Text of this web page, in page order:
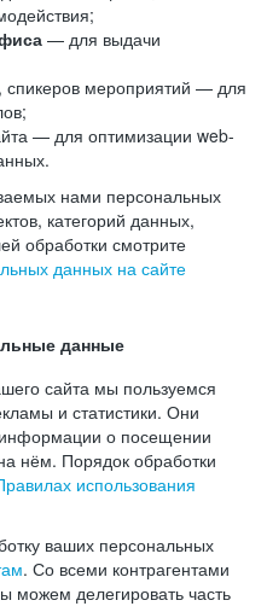
— для выдачи
спикеров мероприятий — для
— для оптимизации web-
нами персональных
категорий данных,
обработки смотрите
данных на сайте
данные
сайта мы пользуемся
и статистики. Они
информации о посещении
нём. Порядок обработки
использования
ваших персональных
. Со всеми контрагентами
можем делегировать часть